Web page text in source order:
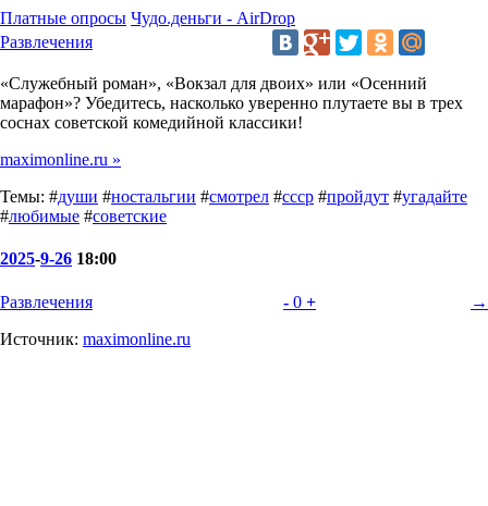
Платные опросы Чудо.деньги - AirDrop
Развлечения
«Служебный роман», «Вокзал для двоих» или «Осенний
марафон»? Убедитесь, насколько уверенно плутаете вы в трех
соснах советской комедийной классики!
maximonline.ru »
Темы: #души #ностальгии #смотрел #ссср #пройдут #угадайте
#любимые #советские
2025-9-26 18:00
Развлечения - 0 +
→
Источник: maximonline.ru